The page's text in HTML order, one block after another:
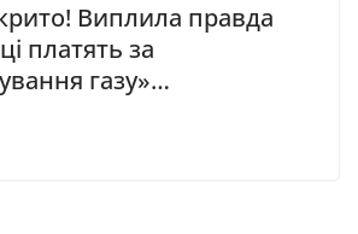
Виплила правда
платять за
гaзy»…